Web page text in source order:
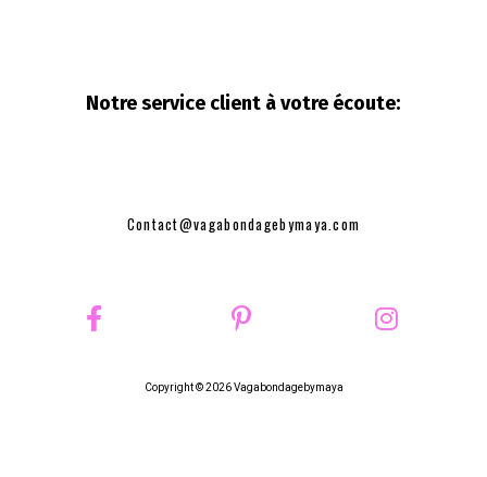
Notre service client à votre écoute:
Contact@vagabondagebymaya.com
Copyright © 2026 Vagabondagebymaya